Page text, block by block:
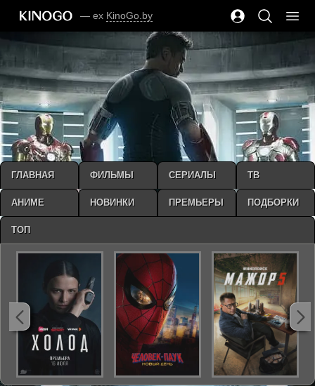
— ex KinoGo.by
ГЛАВНАЯ ФИЛЬМЫ СЕРИАЛЫ ТВ
АНИМЕ НОВИНКИ ПРЕМЬЕРЫ ПОДБОРКИ
ТОП